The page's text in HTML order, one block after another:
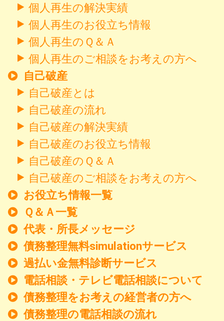
個人再生の解決実績
個人再生のお役立ち情報
個人再生のＱ＆Ａ
個人再生のご相談をお考えの方へ
自己破産
自己破産とは
自己破産の流れ
自己破産の解決実績
自己破産のお役立ち情報
自己破産のＱ＆Ａ
自己破産のご相談をお考えの方へ
お役立ち情報一覧
Ｑ＆Ａ一覧
代表・所長メッセージ
債務整理無料simulationサービス
過払い金無料診断サービス
電話相談・テレビ電話相談について
債務整理をお考えの経営者の方へ
債務整理の電話相談の流れ